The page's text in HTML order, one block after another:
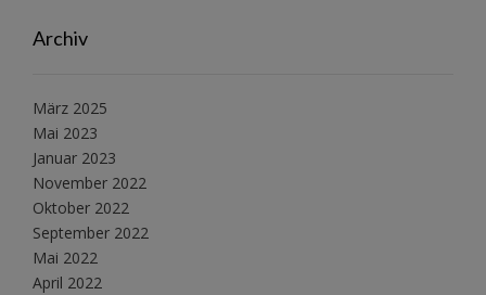
Archiv
März 2025
Mai 2023
Januar 2023
November 2022
Oktober 2022
September 2022
Mai 2022
April 2022